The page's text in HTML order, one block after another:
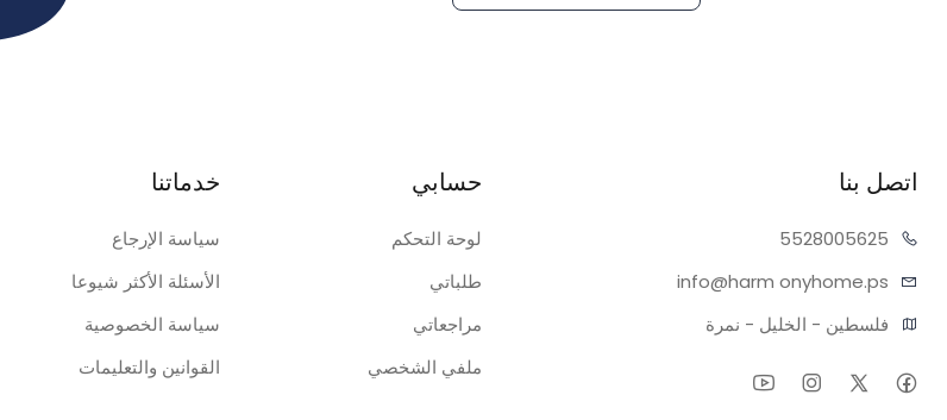
اتصل بنا
05625
55280
info@harm onyhome.ps
فلسطين - الخليل - نمرة
حسابي
لوحة التحكم
طلباتي
مراجعاتي
ملفي الشخصي
خدماتنا
سياسة الإرجاع
الأسئلة الأكثر شيوعا
سياسة الخصوصية
القوانين والتعليمات